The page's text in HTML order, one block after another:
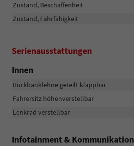
Zustand, Beschaffenheit
Zustand, Fahrfähigkeit
Serienausstattungen
Innen
Rückbanklehne geteilt klappbar
Fahrersitz höhenverstellbar
Lenkrad verstellbar
Infotainment & Kommunikation